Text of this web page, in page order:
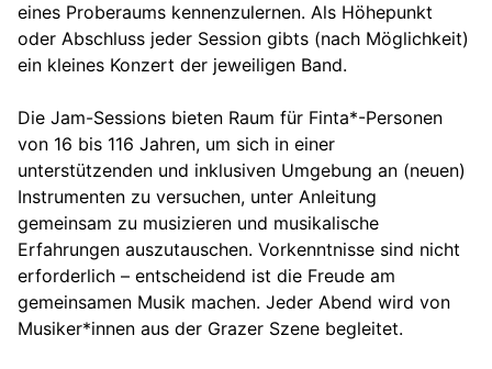
eines Proberaums kennenzulernen. Als Höhepunkt
oder Abschluss jeder Session gibts (nach Möglichkeit)
ein kleines Konzert der jeweiligen Band.
Die Jam-Sessions bieten Raum für Finta*-Personen
von 16 bis 116 Jahren, um sich in einer
unterstützenden und inklusiven Umgebung an (neuen)
Instrumenten zu versuchen, unter Anleitung
gemeinsam zu musizieren und musikalische
Erfahrungen auszutauschen. Vorkenntnisse sind nicht
erforderlich – entscheidend ist die Freude am
gemeinsamen Musik machen. Jeder Abend wird von
Musiker*innen aus der Grazer Szene begleitet.